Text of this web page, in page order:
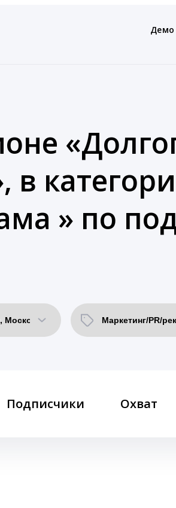
Демо
в
» по
Подписчики Охват